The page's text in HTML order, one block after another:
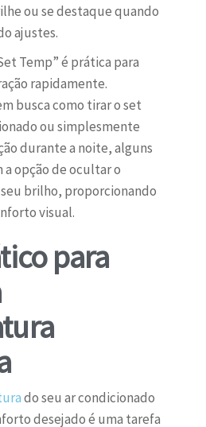
ou se destaque quando
ajustes.
Temp” é prática para
rapidamente.
busca como tirar o set
ou simplesmente
durante a noite, alguns
opção de ocultar o
brilho, proporcionando
visual.
para
do seu ar condicionado
desejado é uma tarefa